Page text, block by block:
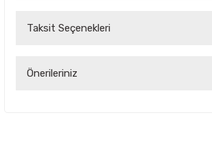
Bu ürüne ilk yorumu siz yapın!
Taksit Seçenekleri
Önerileriniz